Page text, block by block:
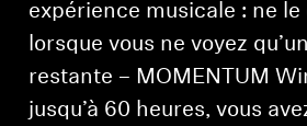
expérience musicale : ne
lorsque vous ne voyez
restante – MOMENTUM
jusqu’à 60 heures, vous